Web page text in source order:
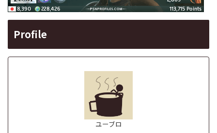
Profile
ユーブロ